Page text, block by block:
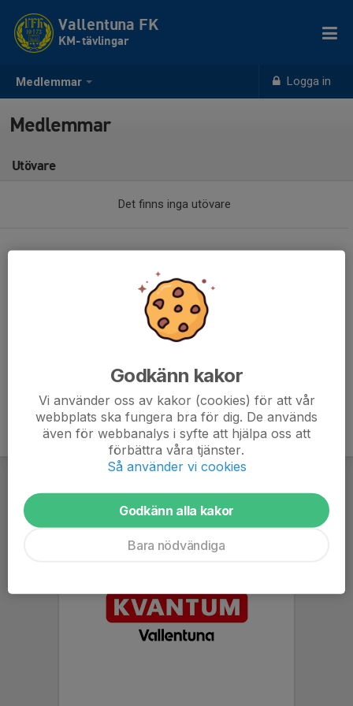
Medlemmar Logga in
Vallentuna FK
KM- tävlingar
Medlemmar
Utövare
Det finns inga utövare
Godkänn kakor
Vi använder oss av kakor (cookies) för att vår
webbplats ska fungera bra för dig. De används
även för webbanalys i syfte att hjälpa oss att
förbättra våra tjänster.
Så använder vi cookies
Godkänn alla kakor
Bara nödvändiga